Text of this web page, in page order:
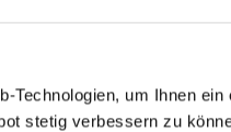
Technologien, um Ihnen
stetig verbessern zu